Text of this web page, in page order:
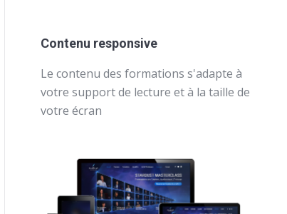
Contenu responsive
Le contenu des formations s'adapte à
votre support de lecture et à la taille de
votre écran